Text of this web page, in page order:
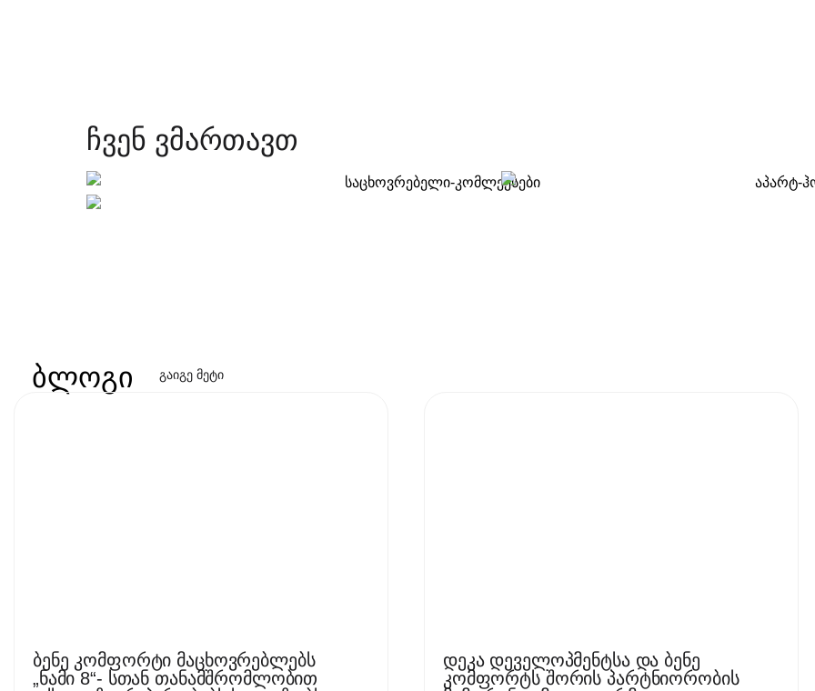
ჩვენ ვმართავთ
ბლოგი გაიგე მეტი
ბენე კომფორტი მაცხოვრებლებს
„ნამი 8“- სთან თანამშრომლობით
დეკა დეველოპმენტსა და ბენე
კომფორტს შორის პარტნიორობის